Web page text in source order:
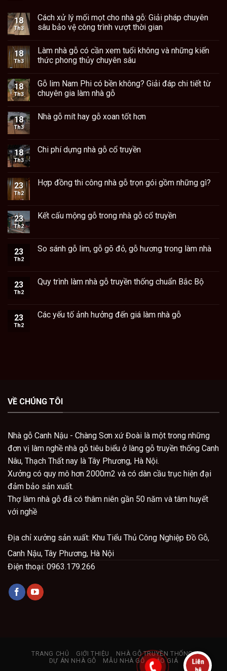
18
Th3
Cách xử lý mối mọt cho nhà gỗ: Giải pháp chuyên
sâu bảo vệ công trình vượt thời gian
18
Th3
Làm nhà gỗ có cần xem tuổi không và những kiến
thức phong thủy chuyên sâu
18
Th3
Gỗ lim Nam Phi có bền không? Giải đáp chi tiết từ
chuyên gia làm nhà gỗ
18
Th3
Nhà gỗ mít hay gỗ xoan tốt hơn
18
Th3
Chi phí dựng nhà gỗ cổ truyền
23
Th2
Hợp đồng thi công nhà gỗ trọn gói gồm những gì?
23
Th2
Kết cấu mộng gỗ trong nhà gỗ cổ truyền
23
Th2
So sánh gỗ lim, gỗ gõ đỏ, gỗ hương trong làm nhà
23
Th2
Quy trình làm nhà gỗ truyền thống chuẩn Bắc Bộ
23
Th2
Các yếu tố ảnh hưởng đến giá làm nhà gỗ
VỀ CHÚNG TÔI
Nhà gỗ Canh Nậu - Chàng Sơn xứ Đoài là một trong những
đơn vị làm nghề nhà gỗ tiêu biểu ở làng gỗ truyền thống Canh
Nâu, Thạch Thất nay là Tây Phương, Hà Nội.
Xưởng có quy mô hơn 2000m2 và có dàn cầu trục hiện đại
đảm bảo sản xuất.
Thợ làm nhà gỗ đã có thâm niên gần 50 năm và tâm huyết
với nghề
Địa chỉ xưởng sản xuất: Khu Tiểu Thủ Công Nghiệp Đồ Gỗ,
Canh Nậu, Tây Phương, Hà Nội
Điện thoại: 0963.179.266
TRANG CHỦ GIỚI THIỆU
NHÀ GỖ TRUYỀN THỐNG
DỰ ÁN NHÀ GỖ
MẪU NHÀ GỖ BÁO GIÁ